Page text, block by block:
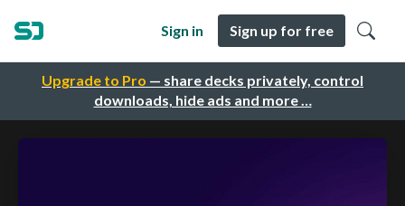
Upgrade to Pro — share decks privately, control
downloads, hide ads and more …
Sign in Sign up for free